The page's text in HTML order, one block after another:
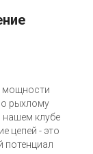
мощности
рыхлому
нашем клубе
цепей - это
потенциал